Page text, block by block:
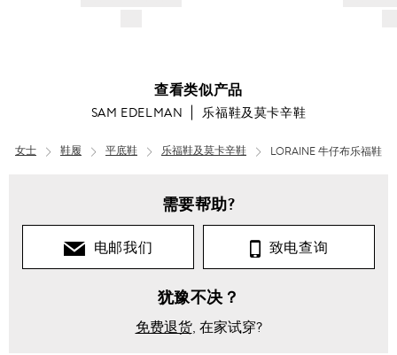
查看类似产品
SAM EDELMAN 乐福鞋及莫卡辛鞋
女士 鞋履 平底鞋 乐福鞋及莫卡辛鞋 LORAINE 牛仔布乐福鞋
需要帮助?
电邮我们 致电查询
犹豫不决？
免费退货, 在家试穿?